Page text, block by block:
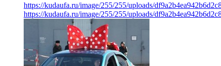
https://kudaufa.ru/image/255/255/uploads/
https://kudaufa.ru/image/255/255/uploads/